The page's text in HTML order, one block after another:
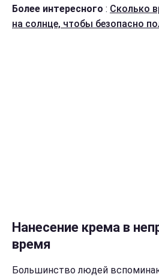
Более интересного : Сколько
на солнце, чтобы безопасно
Нанесение крема в
время
Большинство людей